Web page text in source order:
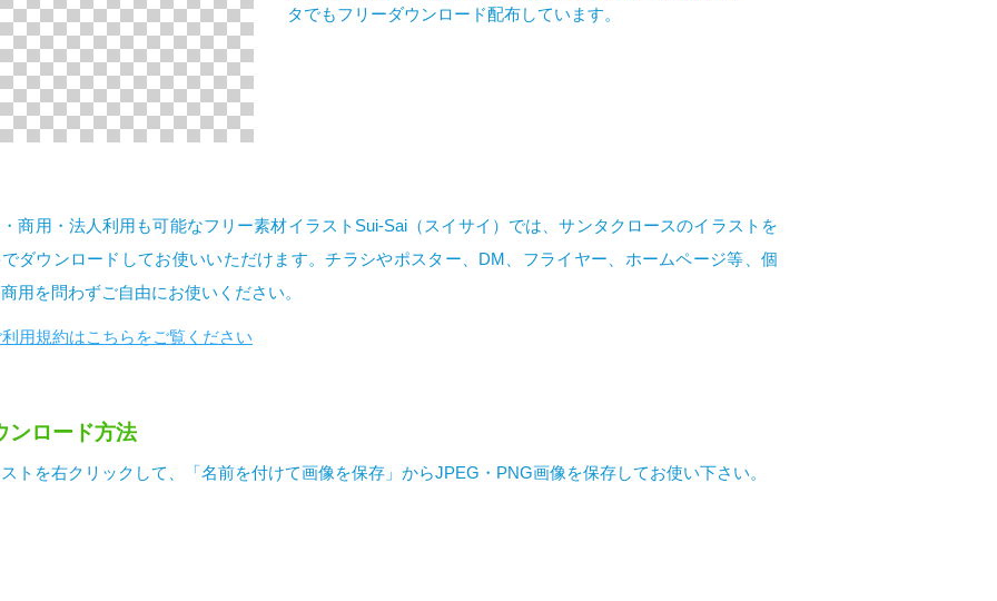
タでもフリーダウンロード配布しています。
商用・法人利用も可能なフリー素材イラストSui-Sai（スイサイ）では、サンタクロースのイラストを
ダウンロードしてお使いいただけます。チラシやポスター、DM、フライヤー、ホームページ等、個
用を問わずご自由にお使いください。
用規約はこちらをご覧ください
ンロード方法
トを右クリックして、「名前を付けて画像を保存」からJPEG・PNG画像を保存してお使い下さい。